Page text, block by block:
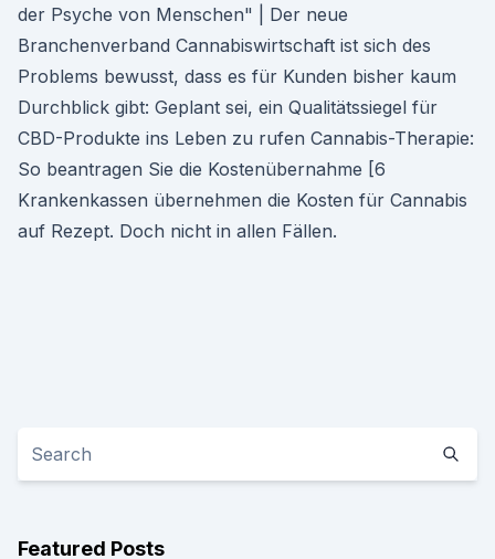
der Psyche von Menschen" | Der neue
Branchenverband Cannabiswirtschaft ist sich des
Problems bewusst, dass es für Kunden bisher kaum
Durchblick gibt: Geplant sei, ein Qualitätssiegel für
CBD-Produkte ins Leben zu rufen Cannabis-Therapie:
So beantragen Sie die Kostenübernahme [6
Krankenkassen übernehmen die Kosten für Cannabis
auf Rezept. Doch nicht in allen Fällen.
Featured Posts